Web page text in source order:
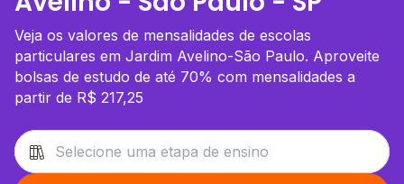
Veja os valores de mensalidades de escolas
particulares em Jardim Avelino-São Paulo. Aproveite
bolsas de estudo de até 70% com mensalidades a
partir de R$ 217,25